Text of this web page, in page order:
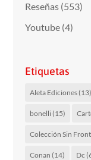
Reseñas (553)
Youtube (4)
Etiquetas
Aleta Ediciones(13)
bonelli(15)
Colección Sin
Conan (14) Dc